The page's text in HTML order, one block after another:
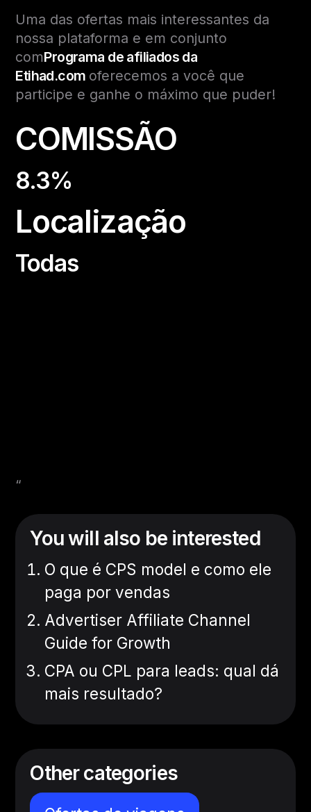
Uma das ofertas mais interessantes da
nossa plataforma e em conjunto
comPrograma de afiliados da
Etihad.com oferecemos a você que
participe e ganhe o máximo que puder!
COMISSÃO
8.3%
Localização
Todas
“
You will also be interested
O que é CPS model e como ele
paga por vendas
Advertiser Affiliate Channel
Guide for Growth
CPA ou CPL para leads: qual dá
mais resultado?
Other categories